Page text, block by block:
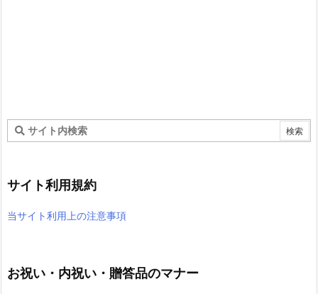
サイト利用規約
当サイト利用上の注意事項
お祝い・内祝い・贈答品のマナー